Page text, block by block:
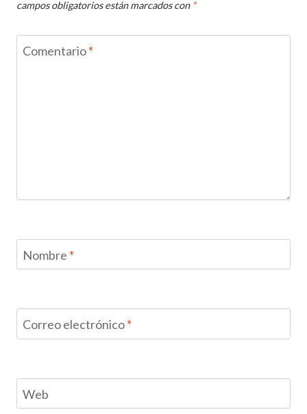
campos obligatorios están marcados con *
Comentario*
Nombre *
Correo electrónico*
Web